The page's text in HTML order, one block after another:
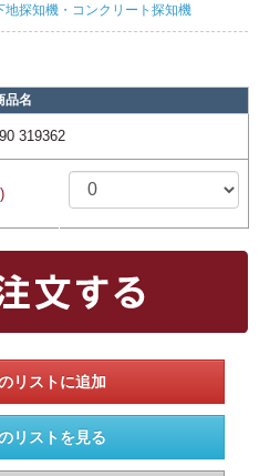
地探知機・コンクリート探知機
品名
319362
リストを見る